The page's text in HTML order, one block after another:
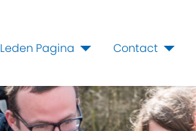
Leden Pagina Contact